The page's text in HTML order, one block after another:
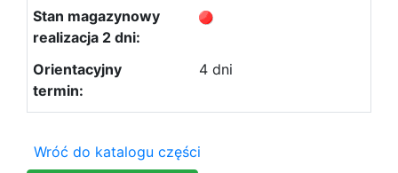
4 dni
Wróć do katalogu części